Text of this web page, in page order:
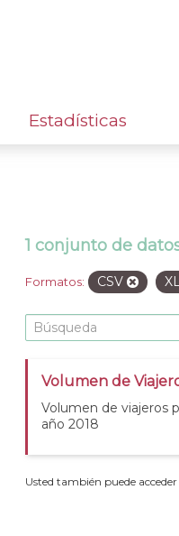
Estadísticas
1 conjunto de
Formatos: CSV
Volumen de
Volumen de viajeros
año 2018
Usted también puede